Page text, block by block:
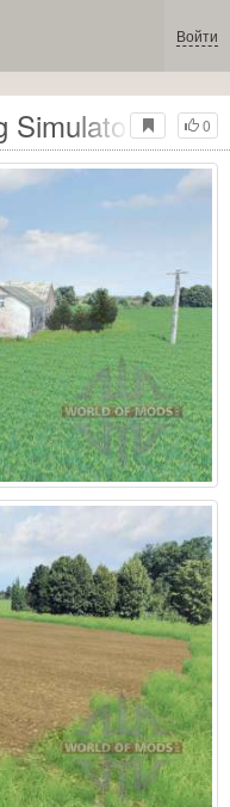
Войти
0
Simulator 2013